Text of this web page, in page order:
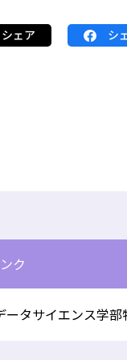
シェア シ
ク
ータサイエンス学部